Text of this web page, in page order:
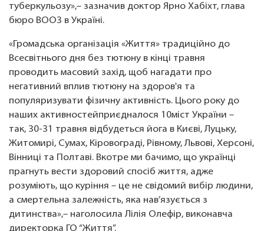
туберкульозу»,– зазначив доктор Ярно Хабіхт, глава
бюро ВООЗ в Україні.
«Громадська організація «Життя» традиційно до
Всесвітнього дня без тютюну в кінці травня
проводить масовий захід, щоб нагадати про
негативний вплив тютюну на здоров'я та
популяризувати фізичну активність. Цього року до
наших активностейприєдналося 10міст України –
так, 30-31 травня відбудеться йога в Києві, Луцьку,
Житомирі, Сумах, Кіровограді, Рівному, Львові, Херсоні,
Вінниці та Полтаві. Вкотре ми бачимо, що українці
прагнуть вести здоровий спосіб життя, адже
розуміють, що куріння – це не свідомий вибір людини,
а смертельна залежність, яка нав’язується з
дитинства»,– наголосила Лілія Олефір, виконавча
директорка ГО “Життя”.